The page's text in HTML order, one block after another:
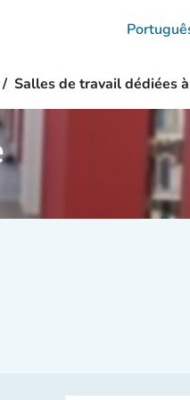
Salles de travail dédiées